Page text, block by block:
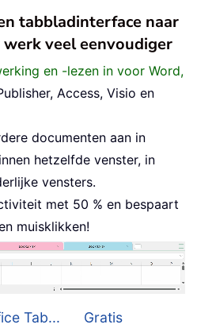
tabbladinterface naar
veel eenvoudiger
en -lezen in voor Word,
Access, Visio en
documenten aan in
hetzelfde venster, in
vensters.
met 50 % en bespaart
muisklikken!
Tab...
Gratis